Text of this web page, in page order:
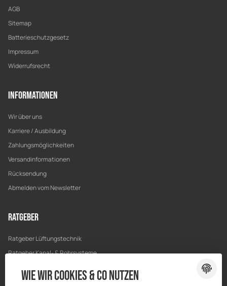
AGB
Sitemap
Batterieschutzgesetz
Impressum
Widerrufsrecht
Informationen
Wir über uns
Karriere / Ausbildung
Zahlungsmöglichkeiten
Versandinformationen
Rücksendung
Abmelden vom Newsletter
Ratgeber
Ratgeber Lüftungstechnik
Ratgeber Kanal- & Rohrsysteme
Ratgeber Bau & Trockenbau
Wie wir Cookies & Co nutzen